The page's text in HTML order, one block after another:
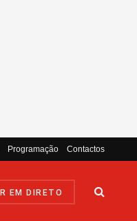
Programação Contactos
EM DIRETO